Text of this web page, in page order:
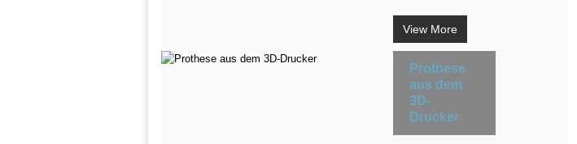
View More
Prothese
aus dem
3D-
Drucker